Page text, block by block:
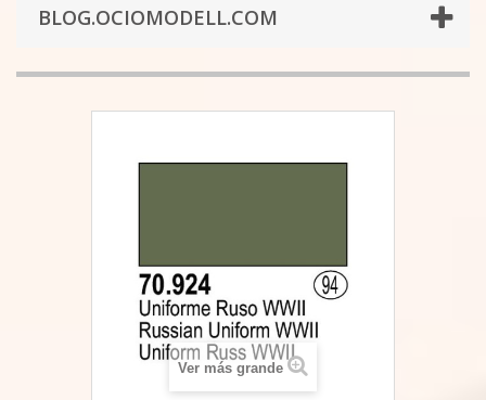
BLOG.OCIOMODELL.COM
Ver más grande